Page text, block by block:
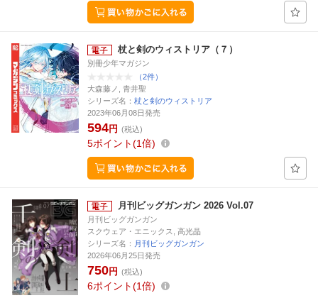
杖と剣のウィストリア（７）
別冊少年マガジン
（2件）
大森藤ノ, 青井聖
シリーズ名： 杖と剣のウィストリア
2023年06月08日発売
594円 (税込)
5ポイント 1倍
月刊ビッグガンガン 2026 Vol.07
月刊ビッグガンガン
スクウェア・エニックス, 高光晶
シリーズ名： 月刊ビッグガンガン
2026年06月25日発売
750円 (税込)
6ポイント 1倍